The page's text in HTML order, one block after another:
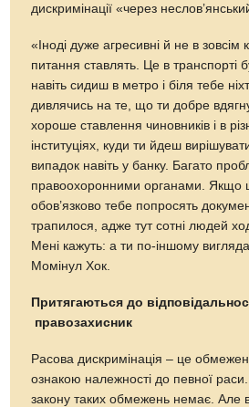
дискримінації «через
«Іноді дуже агресивні й не в зовсім
питання ставлять. Це в транспорті
навіть сидиш в метро і біля тебе
дивлячись на те, що ти добре
хороше ставлення чиновників і в
інституціях, куди ти йдеш
випадок навіть у банку. Багато
правоохоронними органами. Якщо
обов’язково тебе попросять
трапилося, адже тут сотні людей
Мені кажуть: а ти по-іншому
Момінул Хок.
Притягаються до
правозахисник
Расова дискримінація – це
ознакою належності до певної раси.
закону таких обмежень немає. Але